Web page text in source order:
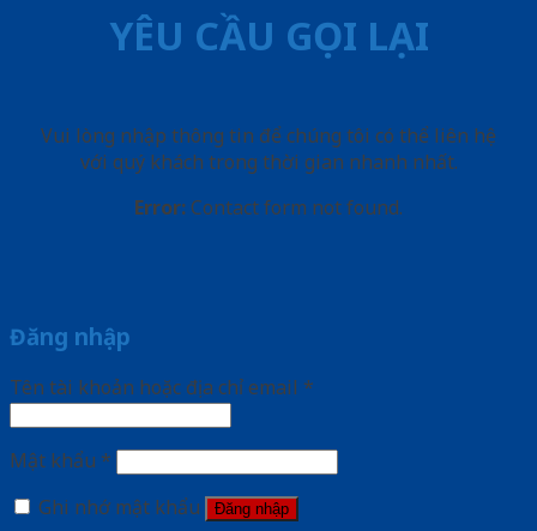
YÊU CẦU GỌI LẠI
Vui lòng nhập thông tin để chúng tôi có thể liên hệ
với quý khách trong thời gian nhanh nhất.
Error: Contact form not found.
Đăng nhập
Tên tài khoản hoặc địa chỉ email *
Mật khẩu *
Ghi nhớ mật khẩu
Đăng nhập